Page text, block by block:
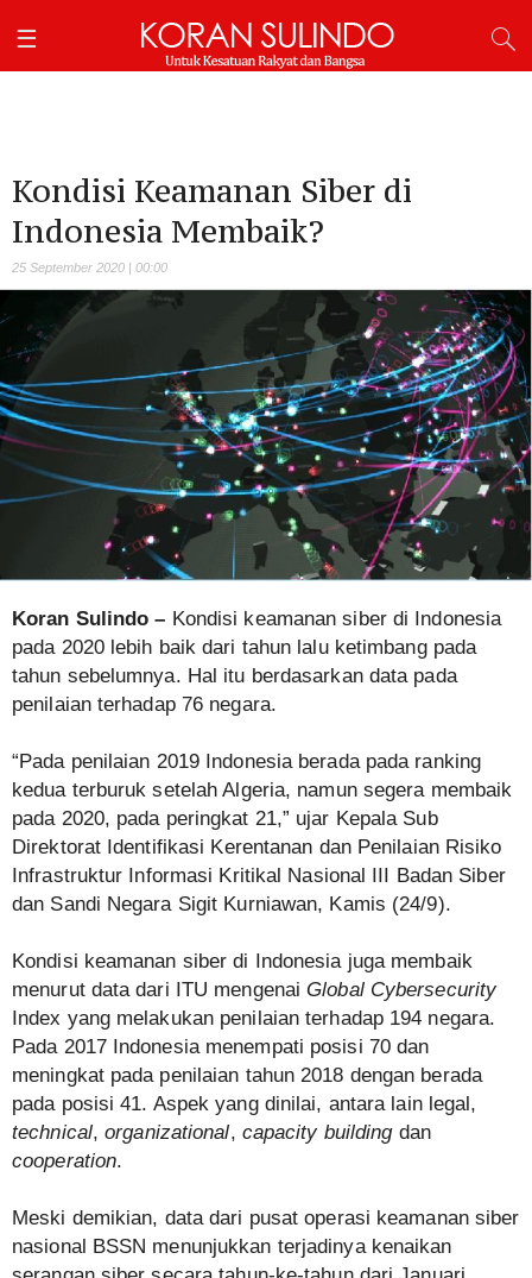
Kondisi Keamanan Siber di
Indonesia Membaik?
25 September 2020 | 00:00
Koran Sulindo – Kondisi keamanan siber di Indonesia
pada 2020 lebih baik dari tahun lalu ketimbang pada
tahun sebelumnya. Hal itu berdasarkan data pada
penilaian terhadap 76 negara.
“Pada penilaian 2019 Indonesia berada pada ranking
kedua terburuk setelah Algeria, namun segera membaik
pada 2020, pada peringkat 21,” ujar Kepala Sub
Direktorat Identifikasi Kerentanan dan Penilaian Risiko
Infrastruktur Informasi Kritikal Nasional III Badan Siber
dan Sandi Negara Sigit Kurniawan, Kamis (24/9).
Kondisi keamanan siber di Indonesia juga membaik
menurut data dari ITU mengenaiGlobal Cybersecurity
Index yang melakukan penilaian terhadap 194 negara.
Pada 2017 Indonesia menempati posisi 70 dan
meningkat pada penilaian tahun 2018 dengan berada
pada posisi 41. Aspek yang dinilai, antara lain legal,
technical,organizational, capacity buildingdan
cooperation.
Meski demikian, data dari pusat operasi keamanan siber
nasional BSSN menunjukkan terjadinya kenaikan